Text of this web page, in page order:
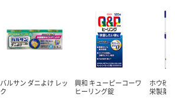
バルサン ダニよけ レッ
ク
興和 キューピーコーワ
ヒーリング錠
ホウ砂（
栄製薬